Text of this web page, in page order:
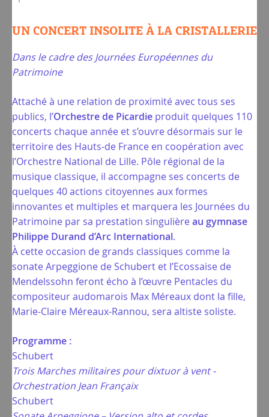
UN CONCERT INSOLITE À LA CRISTALLERIE
Dans le cadre des Journées Européennes du
Patrimoine
Attaché à une relation de proximité avec tous ses
publics, l’Orchestre de Picardie produit quelques 110
concerts chaque année et s’ouvre désormais sur le
territoire des Hauts-de France en coopération avec
l’Orchestre National de Lille. Pôle régional de la
musique classique, il accompagne ses concerts de
quelques 40 actions citoyennes aux formes
innovantes et multiples et marquera les Journées du
Patrimoine par sa prestation singulièreau gymnase
Philippe Durand d’Arc International.
À cette occasion de grands classiques comme la
sonate Arpeggione de Schubert et l’Ecossaise de
Mendelssohn feront écho à l’œuvre Pentacles du
compositeur audomarois Max Méreaux dont la fille,
Marie-Claire Méreaux-Rannou, sera altiste soliste.
Programme :
Schubert
Trois Marches militaires pour dixtuor à vent -
Orchestration Jean Françaix
Schubert